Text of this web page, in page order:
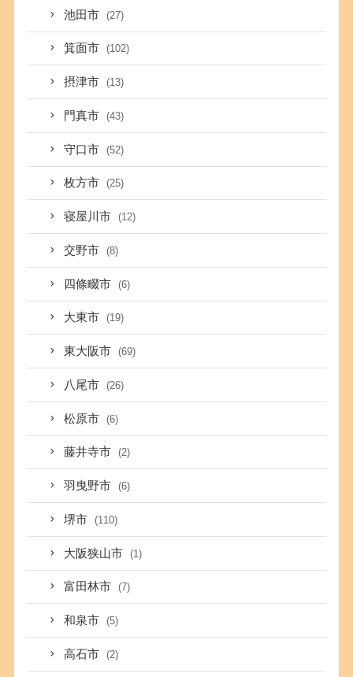
池田市 (27)
箕面市 (102)
摂津市 (13)
門真市 (43)
守口市 (52)
枚方市 (25)
寝屋川市 (12)
交野市 (8)
四條畷市 (6)
大東市 (19)
東大阪市 (69)
八尾市 (26)
松原市 (6)
藤井寺市 (2)
羽曳野市 (6)
堺市 (110)
大阪狭山市 (1)
富田林市 (7)
和泉市 (5)
高石市 (2)